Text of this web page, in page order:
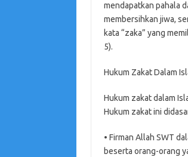
mendapatkan pahala
membersihkan jiwa,
kata “zaka” yang
5).
Hukum Zakat Dalam
Hukum zakat dalam
Hukum zakat ini
• Firman Allah SWT
beserta orang-orang